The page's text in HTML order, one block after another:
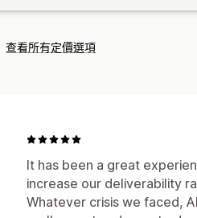
查看所有定價選項
It has been a great
increase our deliverability
Whatever crisis we faced,